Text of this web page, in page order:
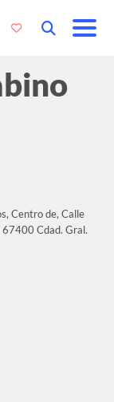
Centro de, Calle
Cdad. Gral.